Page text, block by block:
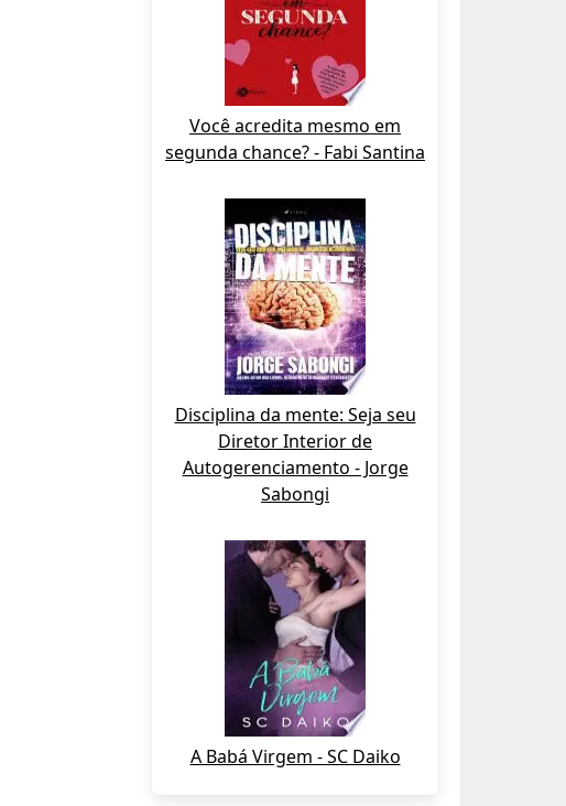
Você acredita mesmo em
segunda chance? - Fabi Santina
Disciplina da mente: Seja seu
Diretor Interior de
Autogerenciamento - Jorge
Sabongi
A Babá Virgem - SC Daiko